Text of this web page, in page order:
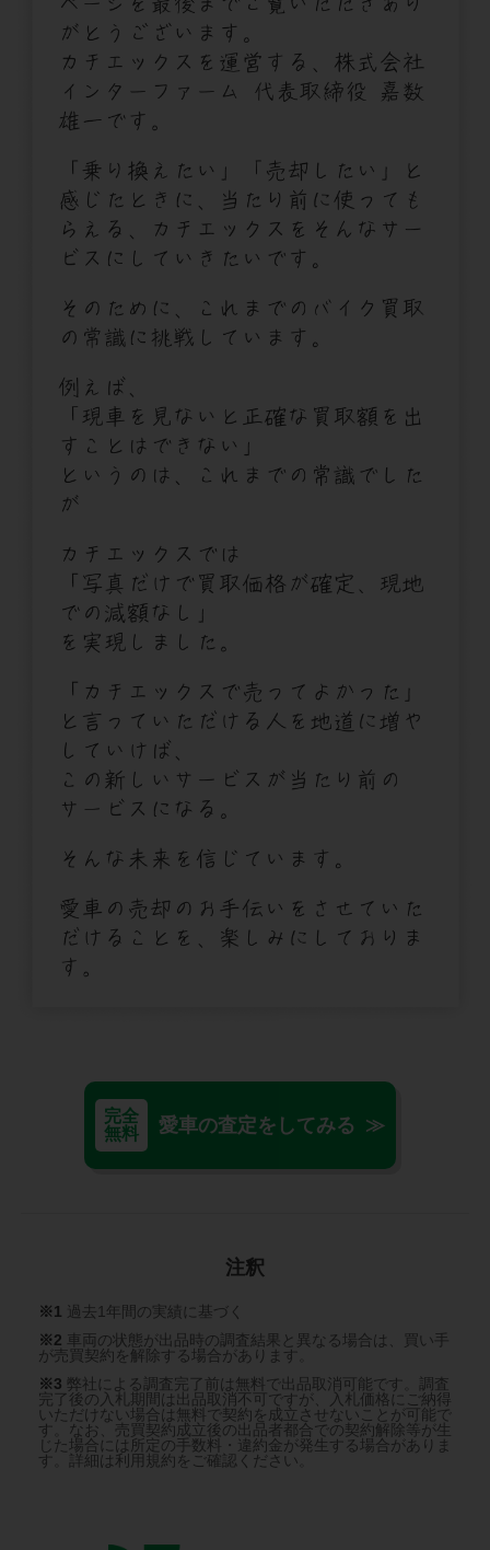
完全
無料
愛車の査定をしてみる ≫
注釈
※1 過去1年間の実績に基づく
※2 車両の状態が出品時の調査結果と異なる場合は、買い手
が売買契約を解除する場合があります。
※3 弊社による調査完了前は無料で出品取消可能です。調査
完了後の入札期間は出品取消不可ですが、入札価格にご納得
いただけない場合は無料で契約を成立させないことが可能で
す。なお、売買契約成立後の出品者都合での契約解除等が生
じた場合には所定の手数料・違約金が発生する場合がありま
す。詳細は利用規約をご確認ください。